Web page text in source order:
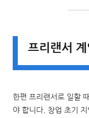
프리랜서
한편 프리랜서로 일할
야 합니다. 창업 초기